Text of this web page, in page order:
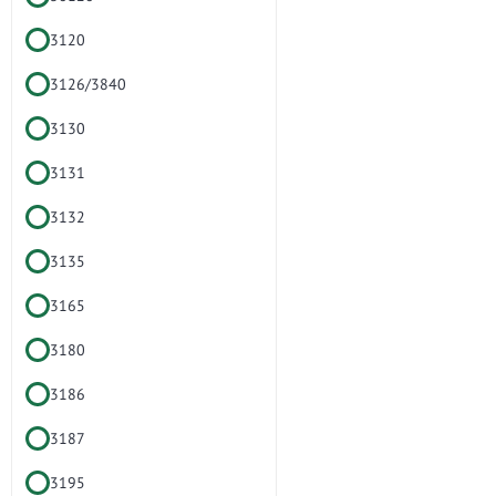
3120
3126/3840
3130
3131
3132
3135
3165
3180
3186
3187
3195